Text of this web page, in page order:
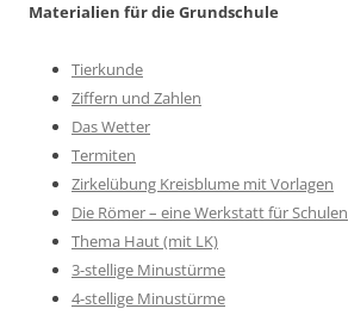
Materialien für die Grundschule
Tierkunde
Ziffern und Zahlen
Das Wetter
Termiten
Zirkelübung Kreisblume mit Vorlagen
Die Römer – eine Werkstatt für Schulen
Thema Haut (mit LK)
3-stellige Minustürme
4-stellige Minustürme